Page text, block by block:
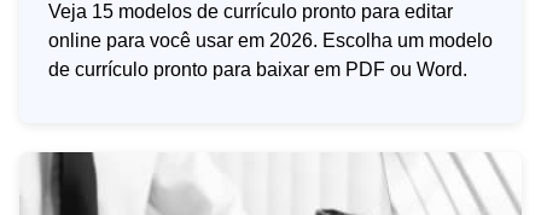
Veja 15 modelos de currículo pronto para editar
online para você usar em 2026. Escolha um modelo
de currículo pronto para baixar em PDF ou Word.